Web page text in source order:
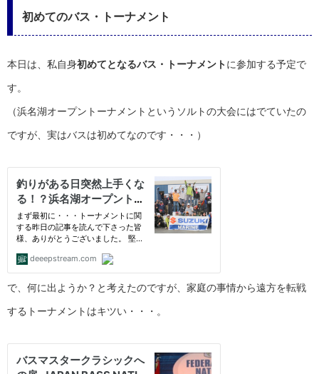
初めてのバス・トーナメント
本日は、私自身初めてとなるバス・トーナメントに参加する予定で
す。
（浜名湖オープントーナメントというソルトの大会にはでていたの
ですが、実はバスは初めてなのです・・・）
で、何に出ようか？と考えたのですが、家庭の事情から遠方を転戦
するトーナメントはキツい・・・。